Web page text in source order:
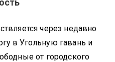
через недавно
в Угольную гавань и
от городского